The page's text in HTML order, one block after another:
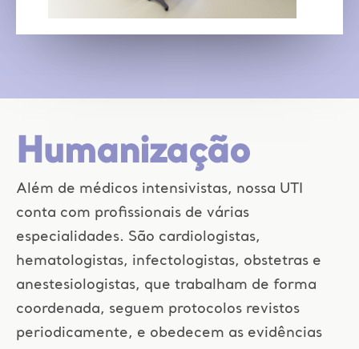
Humanização
Além de médicos intensivistas, nossa UTI
conta com profissionais de várias
especialidades. São cardiologistas,
hematologistas, infectologistas, obstetras e
anestesiologistas, que trabalham de forma
coordenada, seguem protocolos revistos
periodicamente, e obedecem as evidências